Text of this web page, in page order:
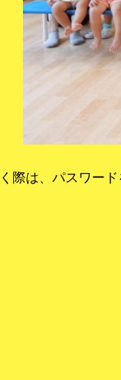
際は、パスワード